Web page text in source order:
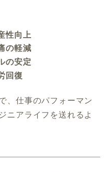
性向上
の軽減
の安定
回復
、仕事のパフォーマン
ニアライフを送れるよ